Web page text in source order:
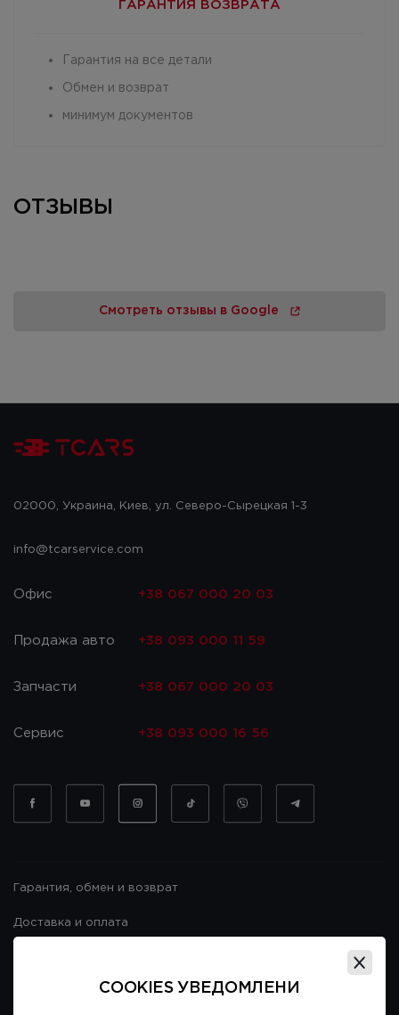
ГАРАНТИЯ ВОЗВРАТА
Гарантия на все детали
Обмен и возврат
минимум документов
ОТЗЫВЫ
Смотреть отзывы в Google
02000, Украина, Киев, ул. Северо-Сырецкая 1-3
info@tcarservice.com
Офис +38 067 000 20 03
Продажа авто +38 093 000 11 59
Запчасти +38 067 000 20 03
Сервис +38 093 000 16 56
Гарантия, обмен и возврат
Доставка и оплата
Договор публичной оферты
COOKIES УВЕДОМЛЕНИ